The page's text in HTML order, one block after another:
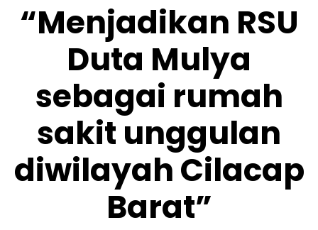
“Menjadikan RSU
Duta Mulya
sebagai rumah
sakit unggulan
diwilayah Cilacap
Barat”